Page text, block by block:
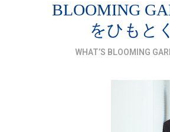
BLOOMING
をひもとく
WHAT’S BLOOMING